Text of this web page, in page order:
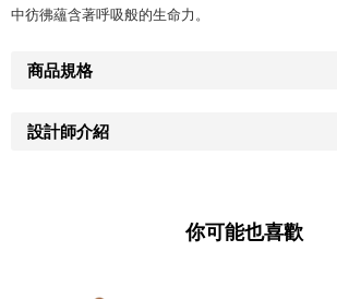
中彷彿蘊含著呼吸般的生命力。
商品規格
設計師介紹
你可能也喜歡